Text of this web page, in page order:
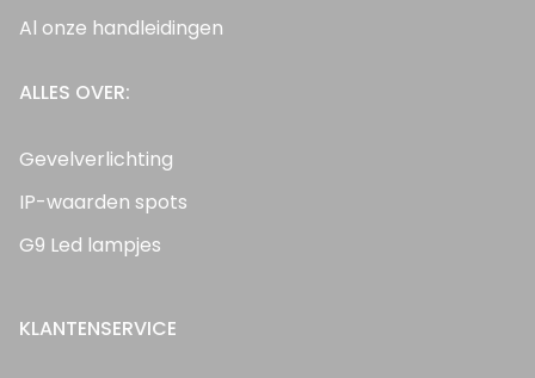
Al onze handleidingen
ALLES OVER:
Gevelverlichting
IP-waarden spots
G9 Led lampjes
KLANTENSERVICE